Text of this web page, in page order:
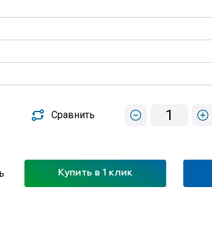
Сравнить 1
Купить в 1 клик